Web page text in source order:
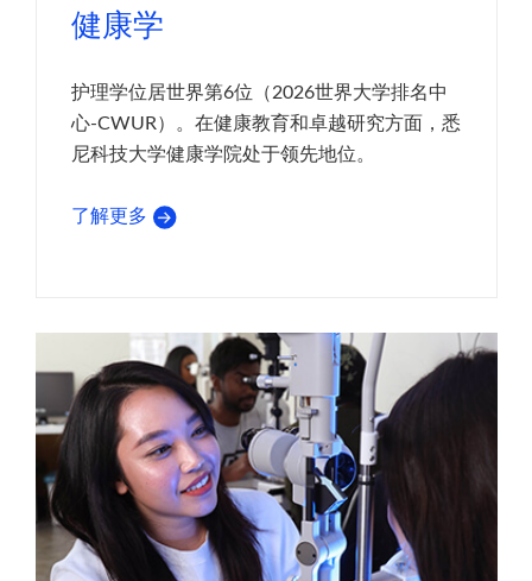
健康学
护理学位居世界第6位（2026世界大学排名中
心-CWUR）。在健康教育和卓越研究方面，悉
尼科技大学健康学院处于领先地位。
了解更多